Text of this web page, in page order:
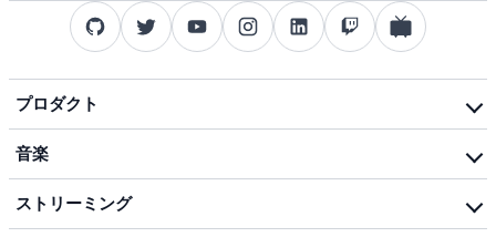
プロダクト
テクノロジーブログ
音楽
ストリーミング